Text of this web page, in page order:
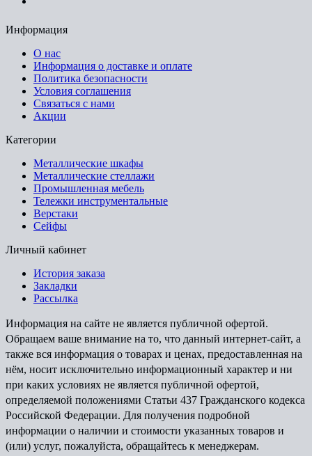
Информация
О нас
Информация о доставке и оплате
Политика безопасности
Условия соглашения
Связаться с нами
Акции
Категории
Металлические шкафы
Металлические стеллажи
Промышленная мебель
Тележки инструментальные
Верстаки
Сейфы
Личный кабинет
История заказа
Закладки
Рассылка
Информация на сайте не является публичной офертой.
Обращаем ваше внимание на то, что данный интернет-сайт, а
также вся информация о товарах и ценах, предоставленная на
нём, носит исключительно информационный характер и ни
при каких условиях не является публичной офертой,
определяемой положениями Статьи 437 Гражданского кодекса
Российской Федерации. Для получения подробной
информации о наличии и стоимости указанных товаров и
(или) услуг, пожалуйста, обращайтесь к менеджерам.